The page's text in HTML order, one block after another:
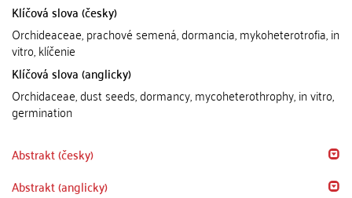
Klíčová slova (česky)
Orchideaceae, prachové semená, dormancia, mykoheterotrofia, in
vitro, klíčenie
Klíčová slova (anglicky)
Orchidaceae, dust seeds, dormancy, mycoheterothrophy, in vitro,
germination
Abstrakt (česky)
Abstrakt (anglicky)